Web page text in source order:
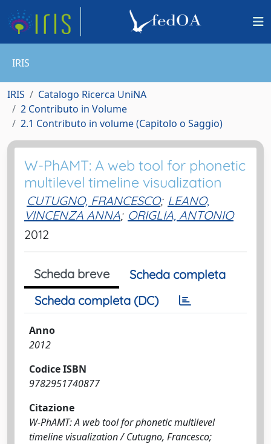
IRIS
IRIS
Catalogo Ricerca UniNA
2 Contributo in Volume
2.1 Contributo in volume (Capitolo o Saggio)
W-PhAMT: A web tool for phonetic
multilevel timeline visualization
CUTUGNO, FRANCESCO; LEANO,
VINCENZA ANNA; ORIGLIA, ANTONIO
2012
Scheda breve
Scheda completa
Scheda completa (DC)
Anno
2012
Codice ISBN
9782951740877
Citazione
W-PhAMT: A web tool for phonetic multilevel
timeline visualization / Cutugno, Francesco;